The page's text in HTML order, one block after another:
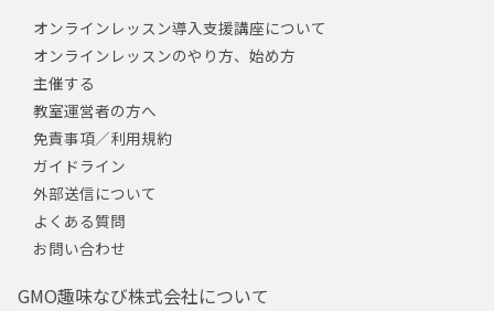
オンラインレッスン導入支援講座について
オンラインレッスンのやり方、始め方
主催する
教室運営者の方へ
免責事項／利用規約
ガイドライン
外部送信について
よくある質問
お問い合わせ
GMO趣味なび株式会社について